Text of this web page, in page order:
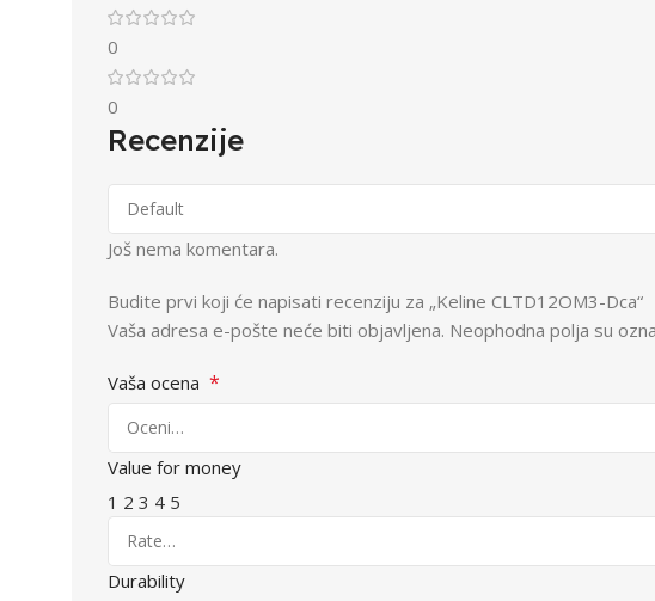
0
0
Recenzije
Još nema komentara.
Budite prvi koji će napisati recenziju za „Keline CLTD12OM3-Dca“
Vaša adresa e-pošte neće biti objavljena. Neophodna polja su
Vaša ocena *
Value for money
1 2 3 4 5
Durability